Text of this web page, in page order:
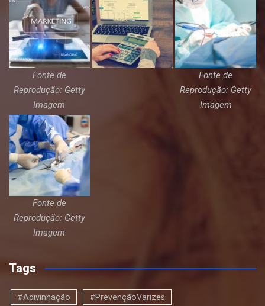
Fonte de
Reprodução: Getty
Imagem
Fonte de
Reprodução: Getty
Imagem
Fonte de
Reprodução: Getty
Imagem
Tags
#Adivinhação #PrevençãoVarizes